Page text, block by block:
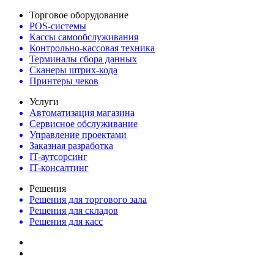
Торговое оборудование
POS-системы
Кассы самообслуживания
Контрольно-кассовая техника
Терминалы сбора данных
Сканеры штрих-кода
Принтеры чеков
Услуги
Автоматизация магазина
Сервисное обслуживание
Управление проектами
Заказная разработка
IT-аутсорсинг
IT-консалтинг
Решения
Решения для торгового зала
Решения для складов
Решения для касс